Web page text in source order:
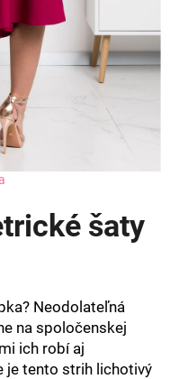
šaty
Neodolateľná
na spoločenskej
ich robí aj
je tento strih lichotivý